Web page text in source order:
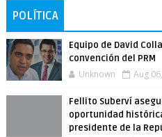
POLÍTICA
Equipo de David
convención del PRM
Unknown Aug
Fellito Suberví
oportunidad
presidente de la